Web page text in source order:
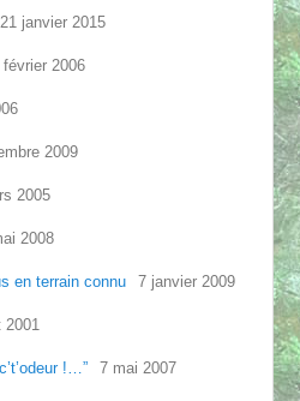
21 janvier 2015
février 2006
2009
2005
2008
en terrain connu 7 janvier 2009
2001
!…” 7 mai 2007